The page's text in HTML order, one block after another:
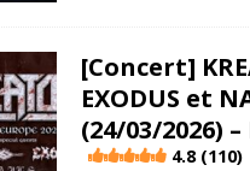
[Concert]
EXODUS et
(24/03/2026)
4.8 (110)